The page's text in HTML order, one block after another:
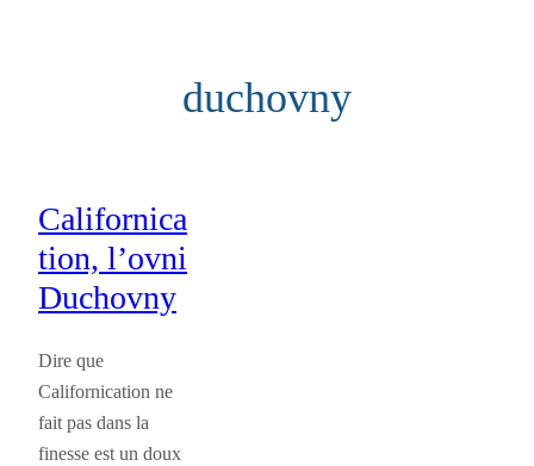
duchovny
Californica
tion, l’ovni
Duchovny
Dire que
Californication ne
fait pas dans la
finesse est un doux